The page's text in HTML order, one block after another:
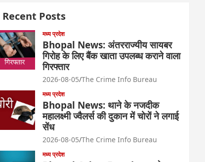
Recent Posts
मध्य प्रदेश
Bhopal News: अंतरराज्यीय सायबर
गिरोह के लिए बैंक खाता उपलब्ध कराने वाला
गिरफ्तार
2026-08-05 The Crime Info Bureau
मध्य प्रदेश
Bhopal News: थाने के नजदीक
महालक्ष्मी ज्वैलर्स की दुकान में चोरों ने लगाई
सेंध
2026-08-05 The Crime Info Bureau
मध्य प्रदेश